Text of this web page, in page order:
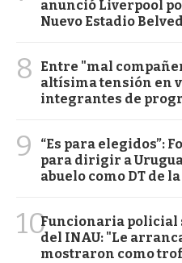
anunció Liverpool
Nuevo Estadio
8
Entre "mal
altísima tensión en
integrantes de
9
“Es para elegidos”:
para dirigir a
abuelo como DT de
10Funcionaria policial
del INAU: "Le
mostraron como